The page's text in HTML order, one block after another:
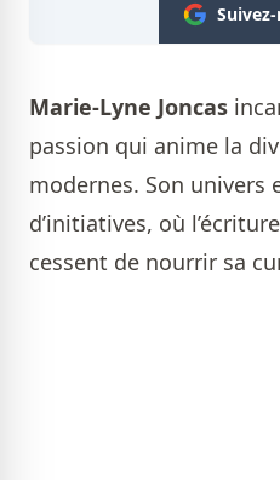
Marie-Lyne Joncas
passion qui anime la
modernes. Son univers
d’initiatives, où
cessent de nourrir sa